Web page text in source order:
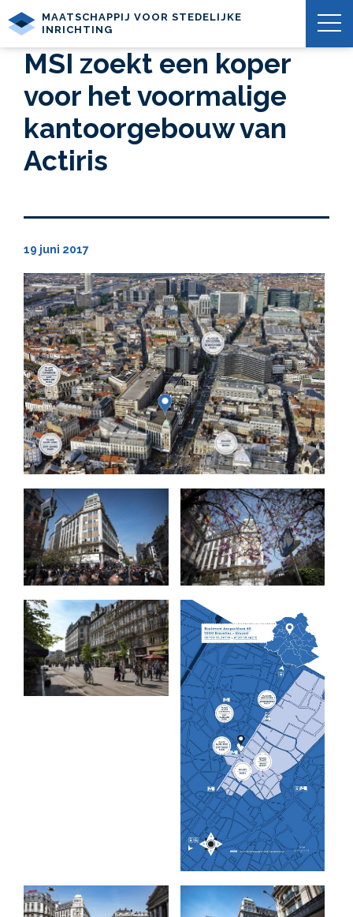
MAATSCHAPPIJ VOOR STEDELIJKE
INRICHTING
MSI zoekt een koper
voor het voormalige
kantoorgebouw van
Actiris
19 juni 2017